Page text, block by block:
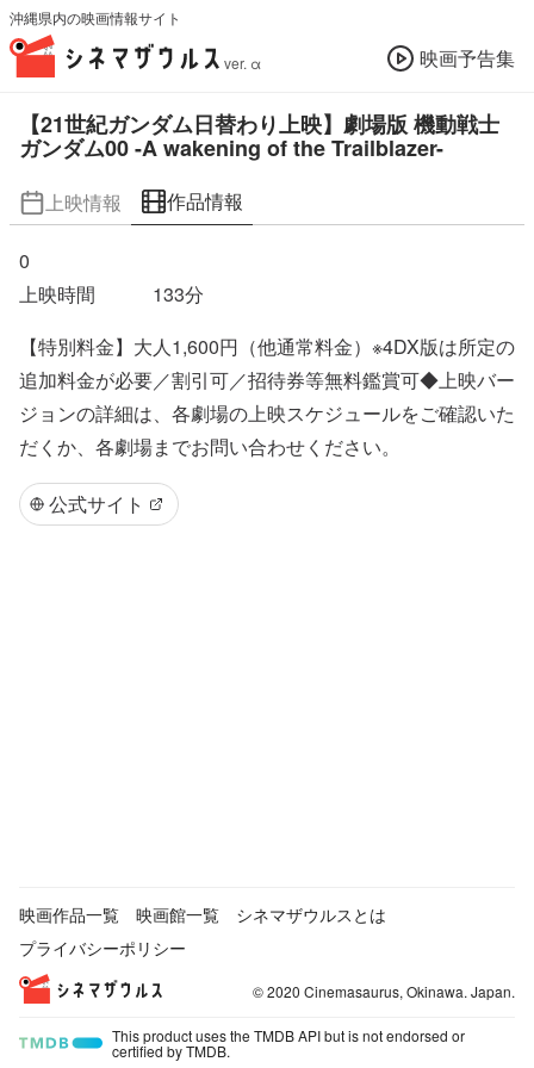
沖縄県内の映画情報サイト
ver. α 映画予告集
【21世紀ガンダム日替わり上映】劇場版 機動戦士
ガンダム00 -A wakening of the Trailblazer-
上映情報 作品情報
0
上映時間
133分
【特別料金】大人1,600円（他通常料金）※4DX版は所定の
追加料金が必要／割引可／招待券等無料鑑賞可◆上映バー
ジョンの詳細は、各劇場の上映スケジュールをご確認いた
だくか、各劇場までお問い合わせください。
公式サイト
映画作品一覧 映画館一覧
シネマザウルスとは
プライバシーポリシー
© 2020 Cinemasaurus, Okinawa. Japan.
This product uses the TMDB API but is not endorsed or
certified by TMDB.